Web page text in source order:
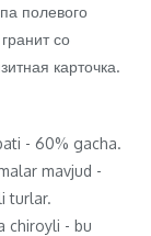
полевого
со
карточка.
- 60% gacha.
mavjud -
turlar.
chiroyli - bu